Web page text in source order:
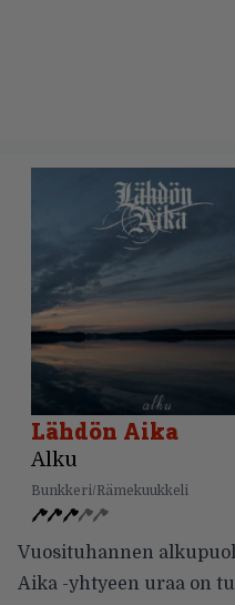
Lähdön Aika
Alku
Bunkkeri/Rämekuukkeli
Vuosituhannen
Aika -yhtyeen uraa on